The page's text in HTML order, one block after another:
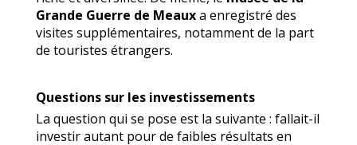
Grande Guerre de Meauxa enregistré des
visites supplémentaires, notamment de la part
de touristes étrangers.
Questions sur les investissements
La question qui se pose est la suivante : fallait-il
investir autant pour de faibles résultats en